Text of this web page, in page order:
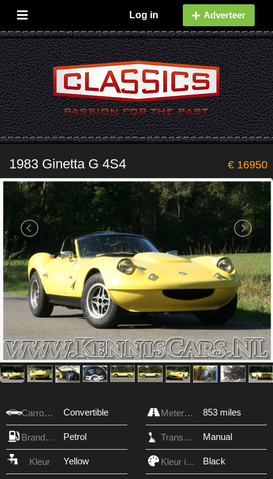
Log in Adverteer
1983 Ginetta G 4S4 € 16950
Carrosserie Convertible Meterstand 853 miles
Brandstof Petrol Transmissie Manual
Kleur Yellow Kleur interieur Black